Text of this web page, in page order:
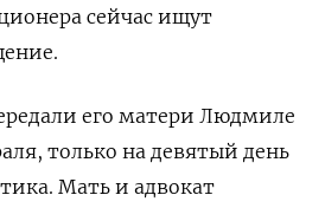
сейчас ищут
его матери Людмиле
только на девятый день
Мать и адвокат